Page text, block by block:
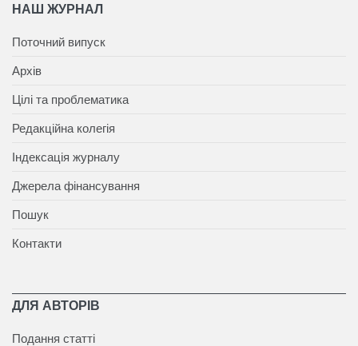
НАШ ЖУРНАЛ
Поточний випуск
Архів
Цілі та проблематика
Редакційна колегія
Індексація журналу
Джерела фінансування
Пошук
Контакти
ДЛЯ АВТОРІВ
Подання статті